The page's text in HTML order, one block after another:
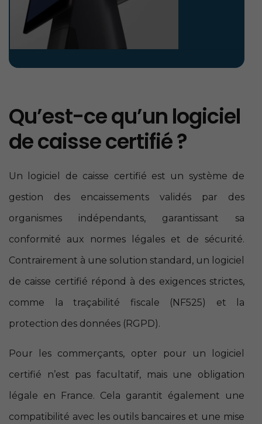
Qu’est-ce qu’un logiciel
de caisse certifié ?
Un logiciel de caisse certifié est un système de
gestion des encaissements validés par des
organismes indépendants, garantissant sa
conformité aux normes légales et de sécurité.
Contrairement à une solution standard, un logiciel
de caisse certifié répond à des exigences strictes,
comme la traçabilité fiscale (NF525) et la
protection des données (RGPD).
Pour les commerçants, opter pour un logiciel
certifié n’est pas facultatif, mais une obligation
légale en France. Cela garantit également une
compatibilité avec les outils bancaires et une mise